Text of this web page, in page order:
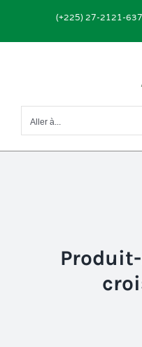
(+225) 27-2121-
Aller à...